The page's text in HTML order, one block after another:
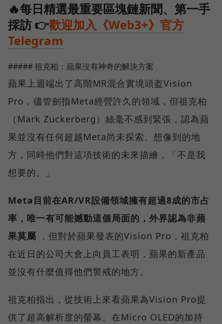
🔥每日精選最重要區塊鏈新聞、第一手
採訪 👉歡迎加入《Web3+》官方
Telegram
##### 祖克柏：蘋果沒有神奇的解決方案
蘋果上週端出了高階MR混合實境頭盔Vision
Pro，儘管劍指Meta經營許久的領域，但祖克柏
（Mark Zuckerberg）絲毫不感到緊張，認為蘋
果並沒有任何超越Meta尚未探索、想像到的地
方，同時他們對這項技術的未來描繪，「不是我
想要的。」
Meta目前在AR/VR設備領域擁有超過8成的市占
率，唯一有可能撼動這個局面的，外界認為非蘋
果莫屬 ，但對於蘋果發表的Vision Pro，祖克柏
在近日的公司大會上向員工表明，蘋果的新產品
並沒有什麼值得他們警戒的地方。
祖克柏指出，從技術上來看蘋果為Vision Pro提
供了超高解析度的螢幕。在Micro OLED的加持